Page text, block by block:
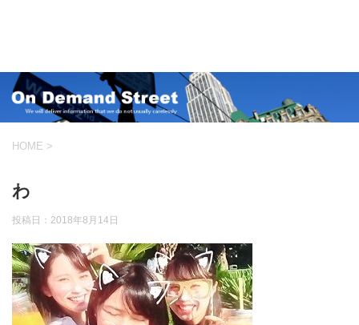
HOME >
わ
投稿日： 2018年8月14日